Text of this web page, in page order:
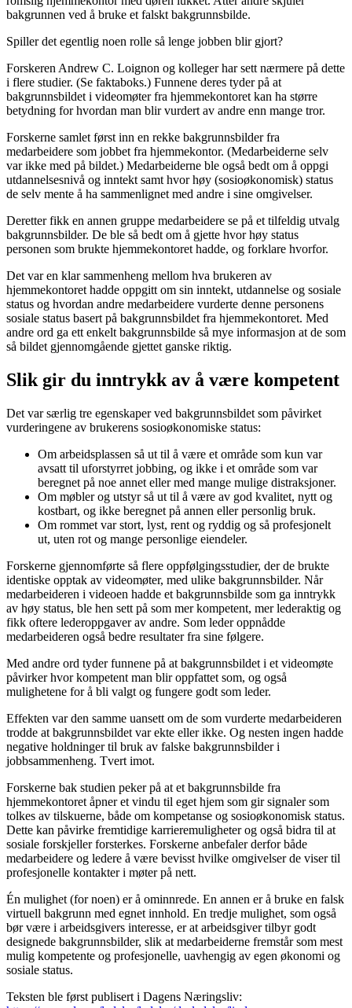
bakgrunnen ved å bruke et falskt bakgrunnsbilde.
Spiller det egentlig noen rolle så lenge jobben blir gjort?
Forskeren Andrew C. Loignon og kolleger har sett nærmere på dette
i flere studier. (Se faktaboks.) Funnene deres tyder på at
bakgrunnsbildet i videomøter fra hjemmekontoret kan ha større
betydning for hvordan man blir vurdert av andre enn mange tror.
Forskerne samlet først inn en rekke bakgrunnsbilder fra
medarbeidere som jobbet fra hjemmekontor. (Medarbeiderne selv
var ikke med på bildet.) Medarbeiderne ble også bedt om å oppgi
utdannelsesnivå og inntekt samt hvor høy (sosioøkonomisk) status
de selv mente å ha sammenlignet med andre i sine omgivelser.
Deretter fikk en annen gruppe medarbeidere se på et tilfeldig utvalg
bakgrunnsbilder. De ble så bedt om å gjette hvor høy status
personen som brukte hjemmekontoret hadde, og forklare hvorfor.
Det var en klar sammenheng mellom hva brukeren av
hjemmekontoret hadde oppgitt om sin inntekt, utdannelse og sosiale
status og hvordan andre medarbeidere vurderte denne personens
sosiale status basert på bakgrunnsbildet fra hjemmekontoret. Med
andre ord ga ett enkelt bakgrunnsbilde så mye informasjon at de som
så bildet gjennomgående gjettet ganske riktig.
Slik gir du inntrykk av å være kompetent
Det var særlig tre egenskaper ved bakgrunnsbildet som påvirket
vurderingene av brukerens sosioøkonomiske status:
Om arbeidsplassen så ut til å være et område som kun var
avsatt til uforstyrret jobbing, og ikke i et område som var
beregnet på noe annet eller med mange mulige distraksjoner.
Om møbler og utstyr så ut til å være av god kvalitet, nytt og
kostbart, og ikke beregnet på annen eller personlig bruk.
Om rommet var stort, lyst, rent og ryddig og så profesjonelt
ut, uten rot og mange personlige eiendeler.
Forskerne gjennomførte så flere oppfølgingsstudier, der de brukte
identiske opptak av videomøter, med ulike bakgrunnsbilder. Når
medarbeideren i videoen hadde et bakgrunnsbilde som ga inntrykk
av høy status, ble hen sett på som mer kompetent, mer lederaktig og
fikk oftere lederoppgaver av andre. Som leder oppnådde
medarbeideren også bedre resultater fra sine følgere.
Med andre ord tyder funnene på at bakgrunnsbildet i et videomøte
påvirker hvor kompetent man blir oppfattet som, og også
mulighetene for å bli valgt og fungere godt som leder.
Effekten var den samme uansett om de som vurderte medarbeideren
trodde at bakgrunnsbildet var ekte eller ikke. Og nesten ingen hadde
negative holdninger til bruk av falske bakgrunnsbilder i
jobbsammenheng. Tvert imot.
Forskerne bak studien peker på at et bakgrunnsbilde fra
hjemmekontoret åpner et vindu til eget hjem som gir signaler som
tolkes av tilskuerne, både om kompetanse og sosioøkonomisk status.
Dette kan påvirke fremtidige karrieremuligheter og også bidra til at
sosiale forskjeller forsterkes. Forskerne anbefaler derfor både
medarbeidere og ledere å være bevisst hvilke omgivelser de viser til
profesjonelle kontakter i møter på nett.
Én mulighet (for noen) er å ominnrede. En annen er å bruke en falsk
virtuell bakgrunn med egnet innhold. En tredje mulighet, som også
bør være i arbeidsgivers interesse, er at arbeidsgiver tilbyr godt
designede bakgrunnsbilder, slik at medarbeiderne fremstår som mest
mulig kompetente og profesjonelle, uavhengig av egen økonomi og
sosiale status.
Teksten ble først publisert i Dagens Næringsliv: